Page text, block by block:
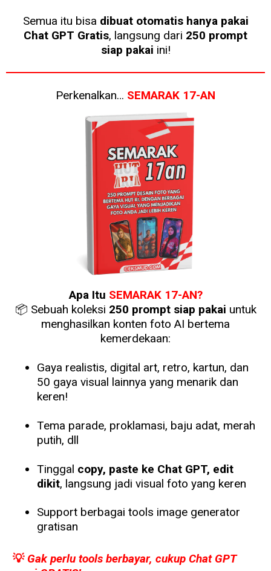
Semua itu bisa dibuat otomatis hanya pakai
Chat GPT Gratis, langsung dari 250 prompt
siap pakai ini!
Perkenalkan… SEMARAK 17-AN
Apa Itu SEMARAK 17-AN?
📦 Sebuah koleksi 250 prompt siap pakai untuk
menghasilkan konten foto AI bertema
kemerdekaan:
Gaya realistis, digital art, retro, kartun, dan
50 gaya visual lainnya yang menarik dan
keren!
Tema parade, proklamasi, baju adat, merah
putih, dll
Tinggal copy, paste ke Chat GPT, edit
dikit, langsung jadi visual foto yang keren
Support berbagai tools image generator
gratisan
💡 Gak perlu tools berbayar, cukup Chat GPT